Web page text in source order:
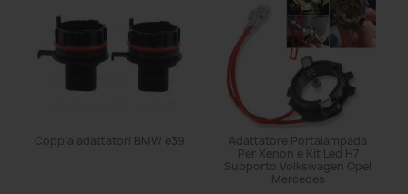
Coppia adattatori BMW e39
Adattatore Portalampada
Per Xenon e Kit Led H7
Supporto Volkswagen Opel
Mercedes